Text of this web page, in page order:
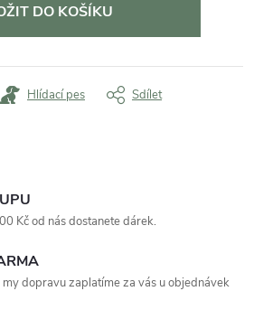
DO KOŠÍKU
Hlídací pes Sdílet
Kč od nás dostanete dárek.
my dopravu zaplatíme za vás u objednávek